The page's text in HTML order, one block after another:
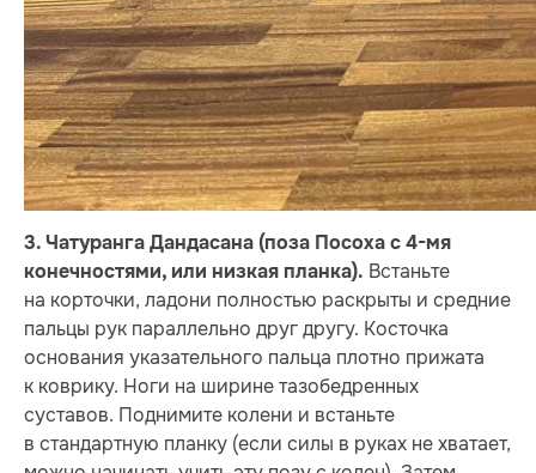
3. Чатуранга Дандасана (поза Посоха с 4-мя
конечностями, или низкая планка). Встаньте
на корточки, ладони полностью раскрыты и средние
пальцы рук параллельно друг другу. Косточка
основания указательного пальца плотно прижата
к коврику. Ноги на ширине тазобедренных
суставов. Поднимите колени и встаньте
в стандартную планку (если силы в руках не хватает,